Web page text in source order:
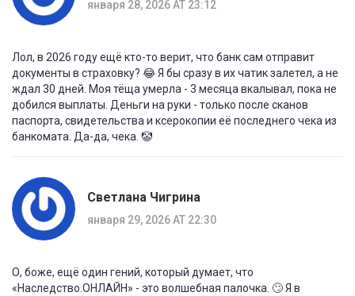
января 28, 2026 AT 23:12
Лол, в 2026 году ещё кто-то верит, что банк сам отправит
документы в страховку? 😂 Я бы сразу в их чатик залетел, а не
ждал 30 дней. Моя тёща умерла - 3 месяца вкалывал, пока не
добился выплаты. Деньги на руки - только после сканов
паспорта, свидетельства и ксерокопии её последнего чека из
банкомата. Да-да, чека. 🤡
Светлана Чигрина
января 29, 2026 AT 22:30
О, боже, ещё один гений, который думает, что
«Наследство.ОНЛАЙН» - это волшебная палочка. 🙄 Я в